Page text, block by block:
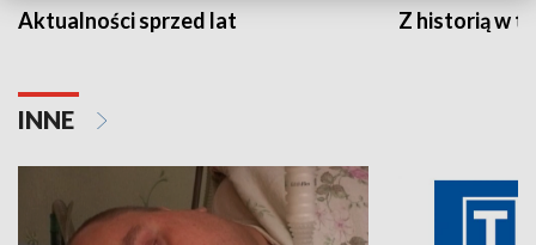
Aktualności sprzed lat Z historią w
INNE